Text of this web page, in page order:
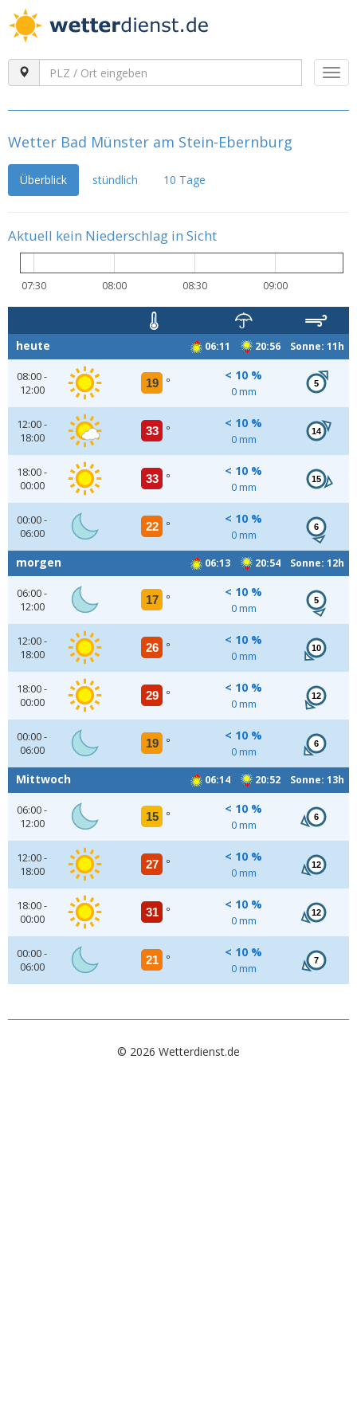
Wetter Bad Münster am Stein-Ebernburg
Überblick stündlich 10 Tage
Aktuell kein Niederschlag in Sicht
07:30 08:00 08:30 09:00
06:11 20:56 Sonne: 11h
heute
08:00 -
12:00
19 °
< 10 %
0 mm
5
12:00 -
18:00
33 °
< 10 %
0 mm
14
18:00 -
00:00
33 °
< 10 %
0 mm
15
00:00 -
06:00
22 °
< 10 %
0 mm
6
06:13 20:54 Sonne: 12h
morgen
06:00 -
12:00
17 °
< 10 %
0 mm
5
12:00 -
18:00
26 °
< 10 %
0 mm
10
18:00 -
00:00
29 °
< 10 %
0 mm
12
00:00 -
06:00
19 °
< 10 %
0 mm
6
06:14 20:52 Sonne: 13h
Mittwoch
06:00 -
12:00
15 °
< 10 %
0 mm
6
12:00 -
18:00
27 °
< 10 %
0 mm
12
18:00 -
00:00
31 °
< 10 %
0 mm
12
00:00 -
06:00
21 °
< 10 %
0 mm
7
© 2026 Wetterdienst.de